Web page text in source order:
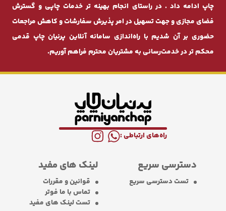
چاپ ادامه داد . در راستای انجام بهینه ‌تر خدمات چاپی و گسترش
فضای مجازی و جهت تسهیل در امر پذیرش سفارشات و کاهش مراجعات
حضوری بر آن شدیم با راه‌اندازی سامانه آنلاین پرنیان ‌چاپ قدمی
محکم ‌تر در خدمت‌رسانی به مشتریان محترم فراهم آوریم.
راه‌های ارتباطی :
دسترسی سریع
تست دسترسی سریع
لینک های مفید
قوانین و مقررات
تماس با ما فوتر
تست لینک های مفید